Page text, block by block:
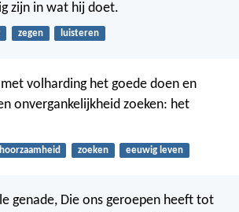
zijn in wat hij doet.
zegen luisteren
volharding het goede doen en
onvergankelijkheid zoeken: het
zoeken eeuwig leven
genade, Die ons geroepen heeft tot